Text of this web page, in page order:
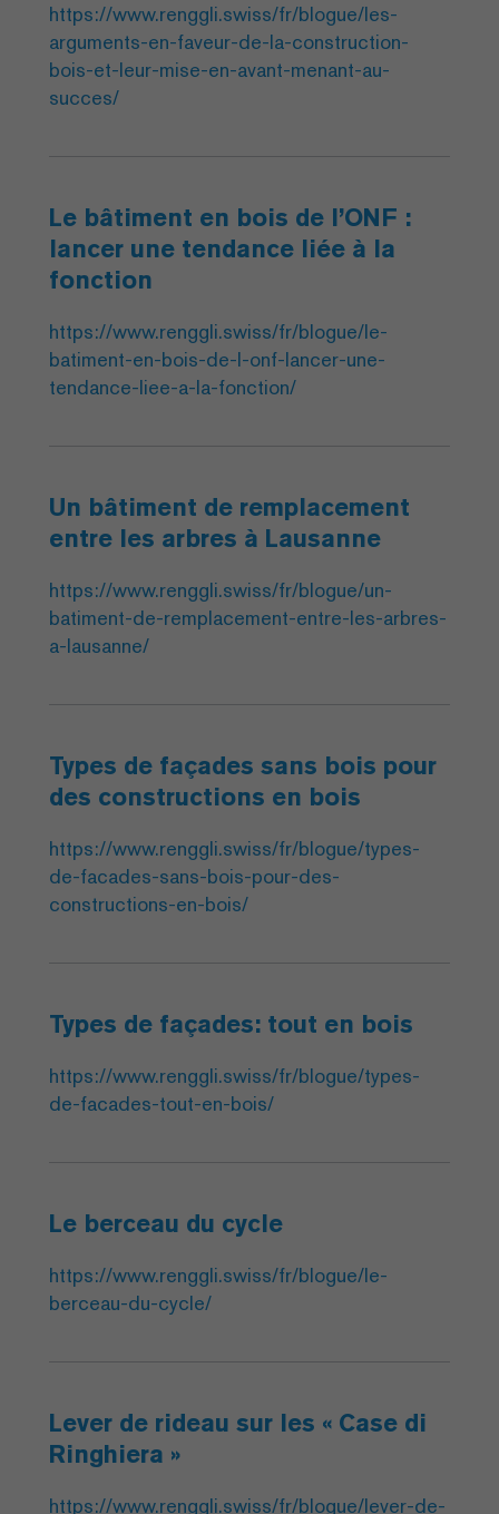
https://www.renggli.swiss/fr/blogue/les-
arguments-en-faveur-de-la-construction-
bois-et-leur-mise-en-avant-menant-au-
succes/
Le bâtiment en bois de l’ONF :
lancer une tendance liée à la
fonction
https://www.renggli.swiss/fr/blogue/le-
batiment-en-bois-de-l-onf-lancer-une-
tendance-liee-a-la-fonction/
Un bâtiment de remplacement
entre les arbres à Lausanne
https://www.renggli.swiss/fr/blogue/un-
batiment-de-remplacement-entre-les-arbres-
a-lausanne/
Types de façades sans bois pour
des constructions en bois
https://www.renggli.swiss/fr/blogue/types-
de-facades-sans-bois-pour-des-
constructions-en-bois/
Types de façades: tout en bois
https://www.renggli.swiss/fr/blogue/types-
de-facades-tout-en-bois/
Le berceau du cycle
https://www.renggli.swiss/fr/blogue/le-
berceau-du-cycle/
Lever de rideau sur les « Case di
Ringhiera »
https://www.renggli.swiss/fr/blogue/lever-de-